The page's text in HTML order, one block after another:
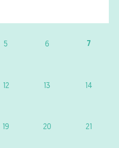
5 6 7
12 13 14
19 20 21